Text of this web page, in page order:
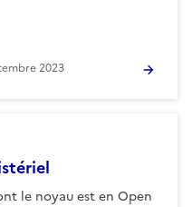
2023
le noyau est en Open